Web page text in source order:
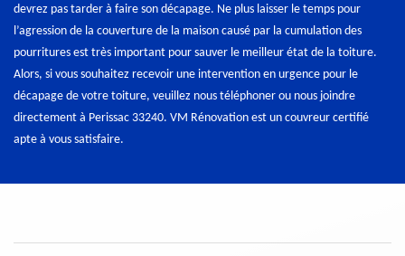
devrez pas tarder à faire son décapage. Ne plus laisser le temps pour
l’agression de la couverture de la maison causé par la cumulation des
pourritures est très important pour sauver le meilleur état de la toiture.
Alors, si vous souhaitez recevoir une intervention en urgence pour le
décapage de votre toiture, veuillez nous téléphoner ou nous joindre
directement à Perissac 33240. VM Rénovation est un couvreur certifié
apte à vous satisfaire.